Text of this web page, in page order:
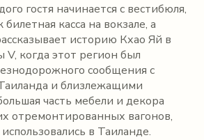
гостя начинается с вестибюля,
касса на вокзале, а
историю Кхао Яй в
V, когда этот регион был
сообщения с
и близлежащими
часть мебели и декора
отремонтированных вагонов,
в Таиланде.